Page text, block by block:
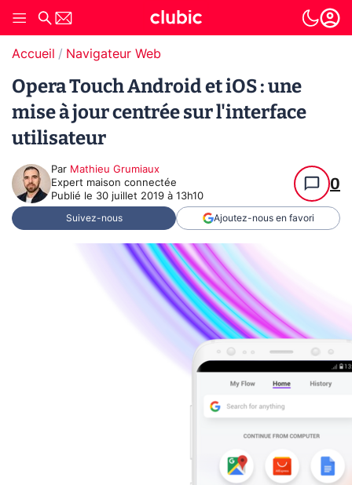
Accueil Navigateur Web
Opera Touch Android et iOS : une
mise à jour centrée sur l'interface
utilisateur
Par Mathieu Grumiaux
Expert maison connectée
Publié le 30 juillet 2019 à 13h10
0
Suivez-nous Ajoutez-nous en favori